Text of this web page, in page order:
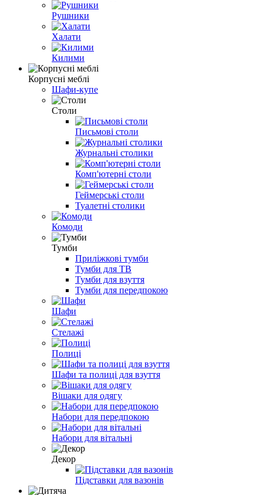
Рушники
Халати
Килими
Корпусні меблі
Шафи-купе
Столи
Письмові столи
Журнальні столики
Комп'ютерні столи
Геймерські столи
Туалетні столики
Комоди
Тумби
Приліжкові тумби
Тумби для ТВ
Тумби для взуття
Тумби для передпокою
Шафи
Стелажі
Полиці
Шафи та полиці для взуття
Вішаки для одягу
Набори для передпокою
Набори для вітальні
Декор
Підставки для вазонів